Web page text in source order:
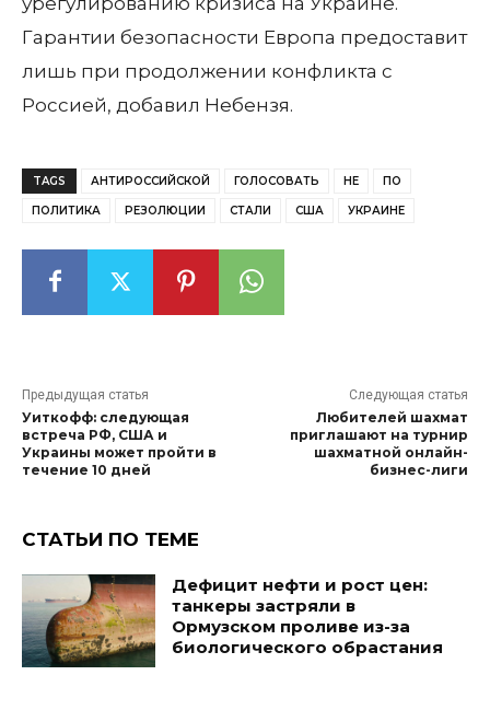
Гарантии безопасности Европа предоставит
лишь при продолжении конфликта с
Россией, добавил Небензя.
TAGS АНТИРОССИЙСКОЙ ГОЛОСОВАТЬ НЕ ПО
ПОЛИТИКА РЕЗОЛЮЦИИ СТАЛИ США УКРАИНЕ
Предыдущая статья
Уиткофф: следующая
встреча РФ, США и
Украины может пройти в
течение 10 дней
Следующая статья
Любителей шахмат
приглашают на турнир
шахматной онлайн-
бизнес-лиги
СТАТЬИ ПО ТЕМЕ
Дефицит нефти и рост цен:
танкеры застряли в
Ормузском проливе из-за
биологического обрастания